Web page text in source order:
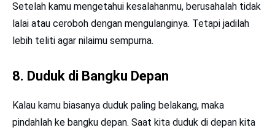
Setelah kamu mengetahui kesalahanmu, berusahalah tidak
lalai atau ceroboh dengan mengulanginya. Tetapi jadilah
lebih teliti agar nilaimu sempurna.
8. Duduk di Bangku Depan
Kalau kamu biasanya duduk paling belakang, maka
pindahlah ke bangku depan. Saat kita duduk di depan kita